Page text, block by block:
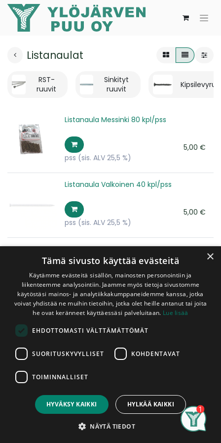
Account
Listanaulat
RST-
ruuvit
Sinkityt
ruuvit
Listanaula Messinki 80 kpl/pss
5,00 €
pss (sis. ALV 25,5 %)
Listanaula Valkoinen 40 kpl/pss
5,00 €
pss (sis. ALV 25,5 %)
Naulatulppa 5x40 mm Valkoinen 200
kpl/ltk
35,00
ltk(sis. ALV 25,5 %)
Naulatulppa 5x40 mm Messinki 200
ltk(sis. ALV 25,5 %)
Naulatulppa 5x40 mm Tumman Ruskea
35,00€
ltk(sis. ALV 25,5 %)
×
Tämä sivusto käyttää evästeitä
Käytämme evästeitä sisällön, mainosten personointiin ja
liikenteemme analysointiin. Jaamme myös tietoja sivustomme
käytöstäsi mainos- ja analytiikkakumppaneidemme kanssa, jotka
voivat yhdistää ne muihin tietoihin, jotka olet heille antanut tai joita
he ovat keränneet käyttäessäsi palveluitaan. Lue lisää
EHDOTTOMASTI VÄLTTÄMÄTTÖMÄT
SUORITUSKYVYLLISET KOHDENTAVAT
TOIMINNALLISET
HYVÄKSY KAIKKI HYLKÄÄ KAIKKI
NÄYTÄ TIEDOT